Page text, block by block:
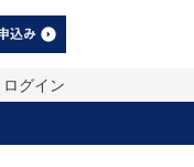
ログイン